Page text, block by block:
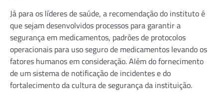
Já para os líderes de saúde, a recomendação do instituto é
que sejam desenvolvidos processos para garantir a
segurança em medicamentos, padrões de protocolos
operacionais para uso seguro de medicamentos levando os
fatores humanos em consideração. Além do fornecimento
de um sistema de notificação de incidentes e do
fortalecimento da cultura de segurança da instituição.